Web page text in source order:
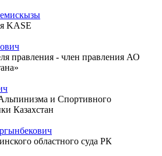
KASE
правления - член правления АО
и Спортивного
Казахстан
областного суда РК